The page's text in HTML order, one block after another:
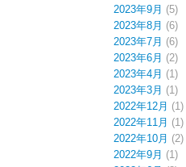
2023年9月 (5)
2023年8月 (6)
2023年7月 (6)
2023年6月 (2)
2023年4月 (1)
2023年3月 (1)
2022年12月 (1)
2022年11月 (1)
2022年10月 (2)
2022年9月 (1)